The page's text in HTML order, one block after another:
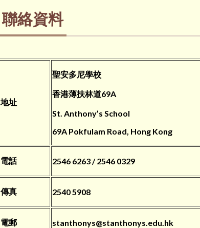
聯絡資料
地址
聖安多尼學校
香港薄扶林道69A
St. Anthony’s School
69A Pokfulam Road, Hong Kong
電話 2546 6263 / 2546 0329
傳真 2540 5908
電郵 stanthonys@stanthonys.edu.hk